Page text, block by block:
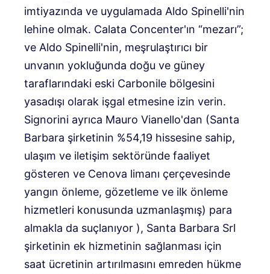
imtiyazında ve uygulamada Aldo Spinelli'nin
lehine olmak. Calata Concenter'ın “mezarı”;
ve Aldo Spinelli'nin, meşrulaştırıcı bir
unvanın yokluğunda doğu ve güney
taraflarındaki eski Carbonile bölgesini
yasadışı olarak işgal etmesine izin verin.
Signorini ayrıca Mauro Vianello'dan (Santa
Barbara şirketinin %54,19 hissesine sahip,
ulaşım ve iletişim sektöründe faaliyet
gösteren ve Cenova limanı çerçevesinde
yangın önleme, gözetleme ve ilk önleme
hizmetleri konusunda uzmanlaşmış) para
almakla da suçlanıyor ), Santa Barbara Srl
şirketinin ek hizmetinin sağlanması için
saat ücretinin artırılmasını emreden hükme